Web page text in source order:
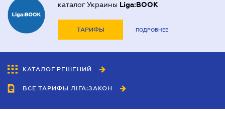
каталог Украины Liga:BOOK
ТАРИФЫ ПОДРОБНЕЕ
КАТАЛОГ РЕШЕНИЙ
ВСЕ ТАРИФЫ ЛІГА:ЗАКОН